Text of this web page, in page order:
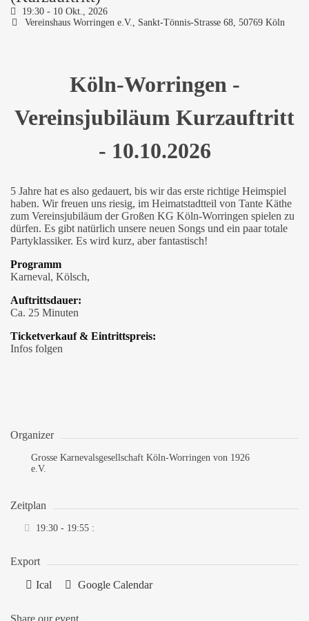
19:30 - 10 Okt., 2026
Vereinshaus Worringen e.V., Sankt-Tönnis-Strasse 68, 50769 Köln
Köln-Worringen -
Vereinsjubiläum Kurzauftritt
- 10.10.2026
5 Jahre hat es also gedauert, bis wir das erste richtige Heimspiel
haben. Wir freuen uns riesig, im Heimatstadtteil von Tante Käthe
zum Vereinsjubiläum der Großen KG Köln-Worringen spielen zu
dürfen. Es gibt natürlich unsere neuen Songs und ein paar totale
Partyklassiker. Es wird kurz, aber fantastisch!
Programm
Karneval, Kölsch,
Auftrittsdauer:
Ca. 25 Minuten
Ticketverkauf & Eintrittspreis:
Infos folgen
Organizer
Grosse Karnevalsgesellschaft Köln-Worringen von 1926
e.V.
Zeitplan
19:30 - 19:55 :
Export
Ical
Google Calendar
Share our event